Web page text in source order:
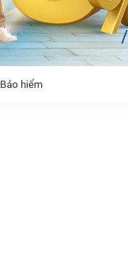
Bảo hiểm